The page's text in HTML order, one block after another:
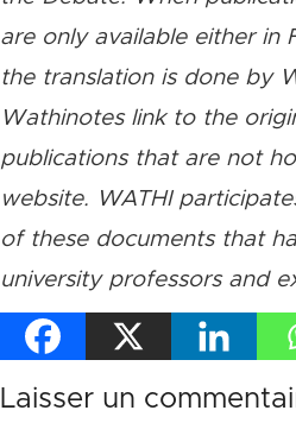
are only available either in
the translation is done by
Wathinotes link to the
publications that are not
website. WATHI
of these documents that
university professors and
Laisser un